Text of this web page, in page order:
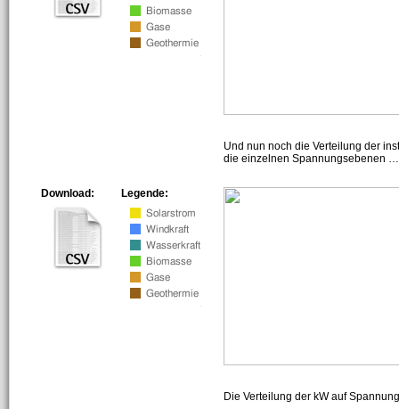
Und nun noch die Verteilung der
die einzelnen Spannungsebenen
Legende:
Download:
Die Verteilung der kW auf